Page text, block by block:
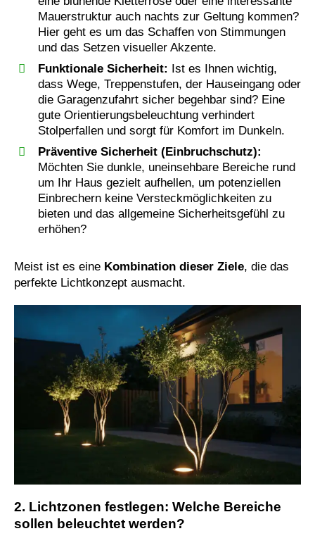
Mauerstruktur auch nachts zur Geltung kommen?
Hier geht es um das Schaffen von Stimmungen
und das Setzen visueller Akzente.
Funktionale Sicherheit:
Ist es Ihnen wichtig,
dass Wege, Treppenstufen, der Hauseingang oder
die Garagenzufahrt sicher begehbar sind? Eine
gute Orientierungsbeleuchtung verhindert
Stolperfallen und sorgt für Komfort im Dunkeln.
Präventive Sicherheit (Einbruchschutz):
Möchten Sie dunkle, uneinsehbare Bereiche rund
um Ihr Haus gezielt aufhellen, um potenziellen
Einbrechern keine Versteckmöglichkeiten zu
bieten und das allgemeine Sicherheitsgefühl zu
erhöhen?
Meist ist es eine Kombination dieser Ziele, die das
perfekte Lichtkonzept ausmacht.
2. Lichtzonen festlegen: Welche Bereiche
sollen beleuchtet werden?